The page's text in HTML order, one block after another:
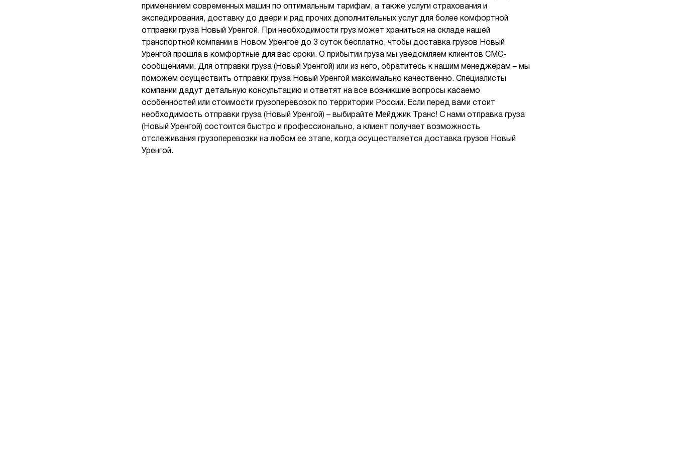
применением современных машин по оптимальным тарифам, а также услуги страхования и
экспедирования, доставку до двери и ряд прочих дополнительных услуг для более комфортной
отправки груза Новый Уренгой. При необходимости груз может храниться на складе нашей
транспортной компании в Новом Уренгое до 3 суток бесплатно, чтобы доставка грузов Новый
Уренгой прошла в комфортные для вас сроки. О прибытии груза мы уведомляем клиентов СМС-
сообщениями. Для отправки груза (Новый Уренгой) или из него, обратитесь к нашим менеджерам – мы
поможем осуществить отправки груза Новый Уренгой максимально качественно. Специалисты
компании дадут детальную консультацию и ответят на все возникшие вопросы касаемо
особенностей или стоимости грузоперевозок по территории России. Если перед вами стоит
необходимость отправки груза (Новый Уренгой) – выбирайте Мейджик Транс! С нами отправка груза
(Новый Уренгой) состоится быстро и профессионально, а клиент получает возможность
отслеживания грузоперевозки на любом ее этапе, когда осуществляется доставка грузов Новый
Уренгой.